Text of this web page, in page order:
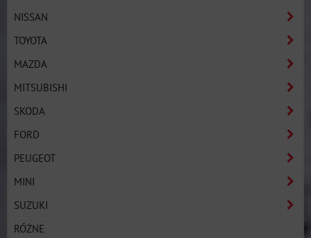
NISSAN
TOYOTA
MAZDA
MITSUBISHI
SKODA
FORD
PEUGEOT
MINI
SUZUKI
RÓŻNE